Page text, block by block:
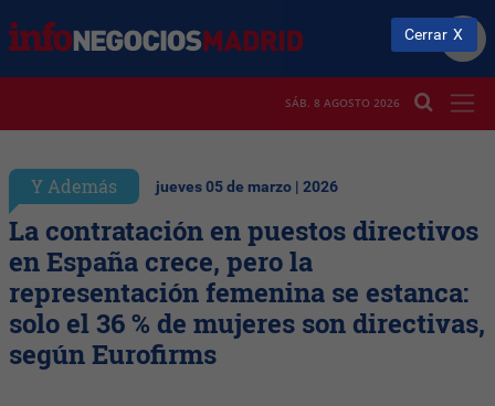
SÁB. 8 AGOSTO 2026
Y Además jueves 05 de marzo | 2026
La contratación en puestos directivos
en España crece, pero la
representación femenina se estanca:
solo el 36 % de mujeres son directivas,
según Eurofirms
Cerrar